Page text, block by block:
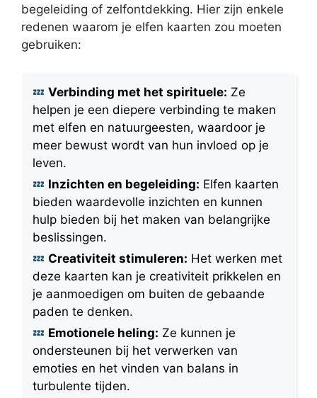
begeleiding of zelfontdekking. Hier zijn enkele
redenen waarom je elfen kaarten zou moeten
gebruiken:
Verbinding met het spirituele: Ze
helpen je een diepere verbinding te maken
met elfen en natuurgeesten, waardoor je
meer bewust wordt van hun invloed op je
leven.
Inzichten en begeleiding: Elfen kaarten
bieden waardevolle inzichten en kunnen
hulp bieden bij het maken van belangrijke
beslissingen.
Creativiteit stimuleren: Het werken met
deze kaarten kan je creativiteit prikkelen en
je aanmoedigen om buiten de gebaande
paden te denken.
Emotionele heling: Ze kunnen je
ondersteunen bij het verwerken van
emoties en het vinden van balans in
turbulente tijden.